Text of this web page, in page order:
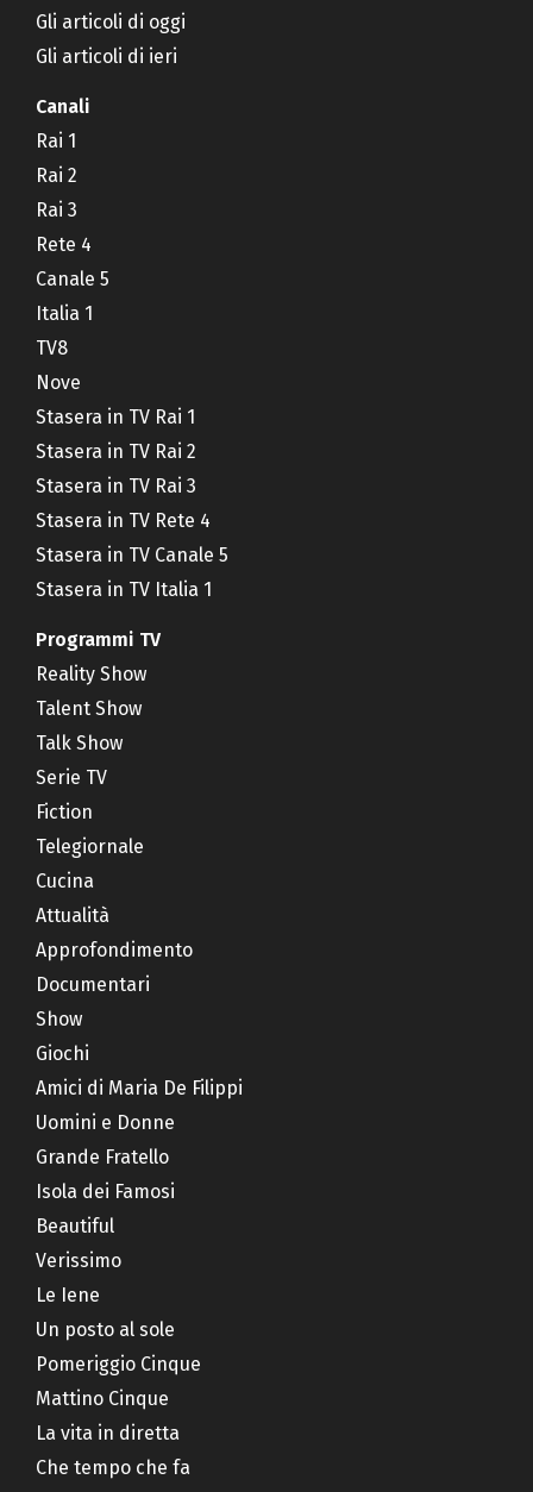
Gli articoli di oggi
Gli articoli di ieri
Canali
Rai 1
Rai 2
Rai 3
Rete 4
Canale 5
Italia 1
TV8
Nove
Stasera in TV Rai 1
Stasera in TV Rai 2
Stasera in TV Rai 3
Stasera in TV Rete 4
Stasera in TV Canale 5
Stasera in TV Italia 1
Programmi TV
Reality Show
Talent Show
Talk Show
Serie TV
Fiction
Telegiornale
Cucina
Attualità
Approfondimento
Documentari
Show
Giochi
Amici di Maria De Filippi
Uomini e Donne
Grande Fratello
Isola dei Famosi
Beautiful
Verissimo
Le Iene
Un posto al sole
Pomeriggio Cinque
Mattino Cinque
La vita in diretta
Che tempo che fa